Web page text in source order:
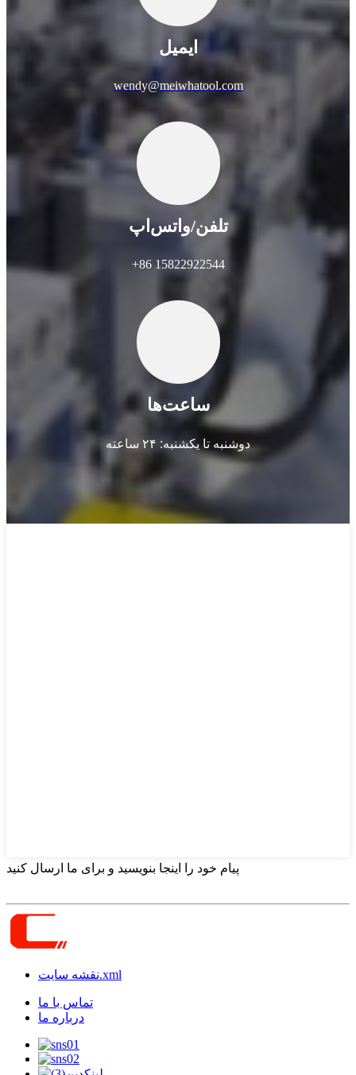
ایمیل
wendy@meiwhatool.com
تلفن/واتس‌اپ
‎+86 15822922544‎
ساعت‌ها
دوشنبه تا یکشنبه: ۲۴ ساعته
پیام خود را اینجا بنویسید و برای ما ارسال کنید
نقشه سایت.xml
تماس با ما
درباره ما